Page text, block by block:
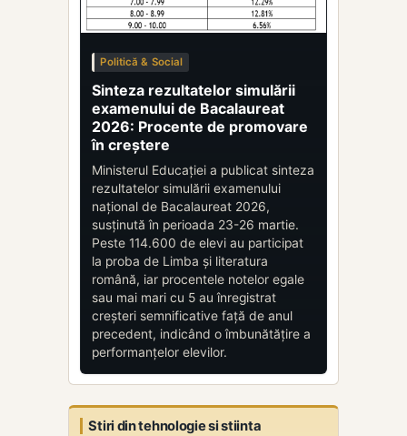
Politică & Social
Sinteza rezultatelor simulării
examenului de Bacalaureat
2026: Procente de promovare
în creștere
Ministerul Educației a publicat sinteza
rezultatelor simulării examenului
național de Bacalaureat 2026,
susținută în perioada 23-26 martie.
Peste 114.600 de elevi au participat
la proba de Limba și literatura
română, iar procentele notelor egale
sau mai mari cu 5 au înregistrat
creșteri semnificative față de anul
precedent, indicând o îmbunătățire a
performanțelor elevilor.
Stiri din tehnologie si stiinta